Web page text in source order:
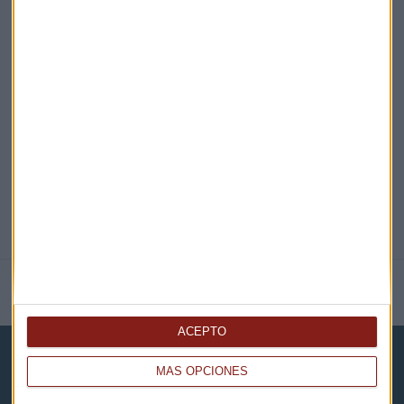
MÁS OPCIONES
ACEPTO
NOTICIAS RELACIONADAS